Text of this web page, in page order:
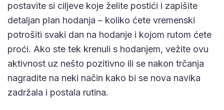
postavite si ciljeve koje želite postići i zapišite
detaljan plan hodanja – koliko ćete vremenski
potrošiti svaki dan na hodanje i kojom rutom ćete
proći. Ako ste tek krenuli s hodanjem, vežite ovu
aktivnost uz nešto pozitivno ili se nakon trčanja
nagradite na neki način kako bi se nova navika
zadržala i postala rutina.